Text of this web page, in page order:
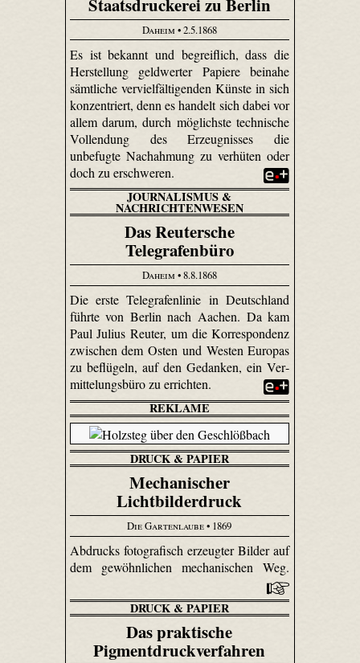
Daheim• 2.5.1868
Es ist bekannt und begreiflich, dass die
Herstellung geldwerter Papiere beinahe
sämtliche vervielfältigenden Künste in sich
konzentriert, denn es handelt sich dabei vor
allem darum, durch möglichste technische
Vollendung des Erzeugnisses die
unbefugte Nachahmung zu verhüten oder
doch zu erschweren.
JOURNALISMUS &
NACHRICHTENWESEN
Das Reutersche
Telegrafenbüro
Daheim• 8.8.1868
Die erste Telegrafenlinie in Deutschland
führte von Berlin nach Aachen. Da kam
Paul Julius Reuter, um die Korrespondenz
zwischen dem Osten und Westen Europas
zu beflügeln, auf den Gedanken, ein Ver­
mittelungs­büro zu errichten.
REKLAME
DRUCK & PAPIER
Mechanischer
Lichtbilderdruck
Die Gartenlaube• 1869
Abdrucks fotografisch erzeugter Bilder auf
dem gewöhnlichen mechanischen Weg.
DRUCK & PAPIER
Das praktische
Pigmentdruckverfahren